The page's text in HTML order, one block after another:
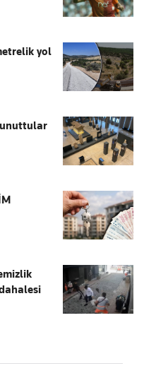
yol
unuttular